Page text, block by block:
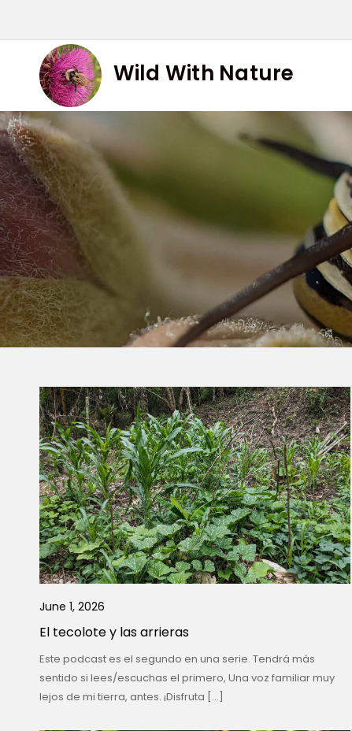
Wild With Nature
June 1, 2026
El tecolote y las arrieras
Este podcast es el segundo en una serie. Tendrá más
sentido si lees/escuchas el primero, Una voz familiar muy
lejos de mi tierra, antes. ¡Disfruta […]